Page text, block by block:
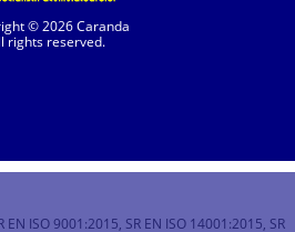
© 2026 Caranda
rights reserved.
EN ISO 9001:2015, SR EN ISO 14001:2015, SR